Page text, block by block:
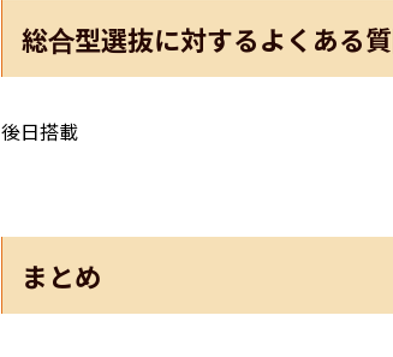
総合型選抜に対するよくある
後日搭載
まとめ